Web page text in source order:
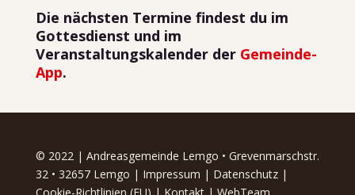
Die nächsten Termine findest du im
Gottesdienst und im
Veranstaltungskalender der Gemeinde-
App.
© 2022 | Andreasgemeinde Lemgo • Grevenmarschstr.
32 • 32657 Lemgo | Impressum | Datenschutz|